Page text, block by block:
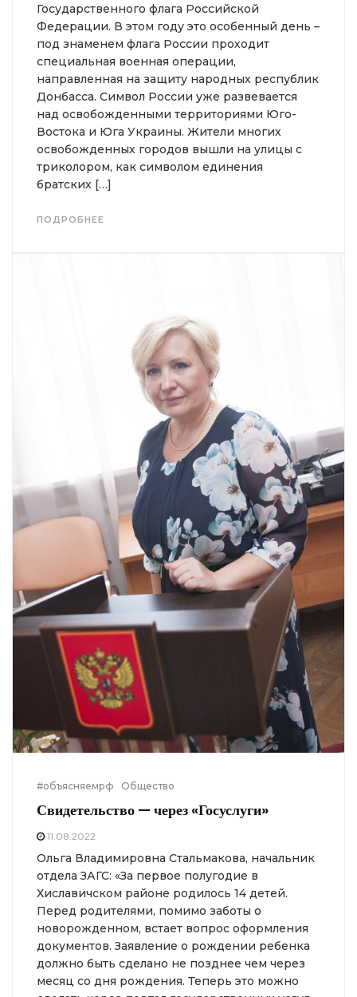
Государственного флага Российской
Федерации. В этом году это особенный день –
под знаменем флага России проходит
специальная военная операции,
направленная на защиту народных республик
Донбасса. Символ России уже развевается
над освобожденными территориями Юго-
Востока и Юга Украины. Жители многих
освобожденных городов вышли на улицы с
триколором, как символом единения
братских […]
ПОДРОБНЕЕ
#объясняемрф Общество
Свидетельство — через «Госуслуги»
11.08.2022
Ольга Владимировна Стальмакова, начальник
отдела ЗАГС: «За первое полугодие в
Хиславичском районе родилось 14 детей.
Перед родителями, помимо заботы о
новорожденном, встает вопрос оформления
документов. Заявление о рождении ребенка
должно быть сделано не позднее чем через
месяц со дня рождения. Теперь это можно